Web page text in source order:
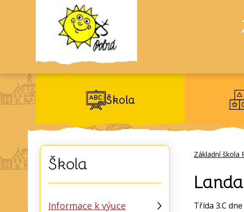
Škola
Základní škola
Třída 3.C
Škola
Informace k výuce